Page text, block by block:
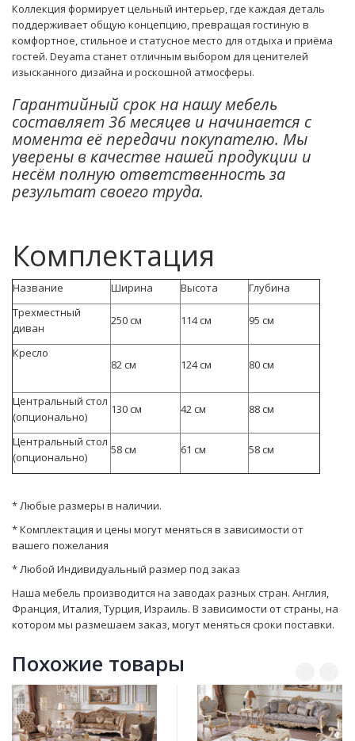
Коллекция формирует цельный интерьер, где каждая деталь
поддерживает общую концепцию, превращая гостиную в
комфортное, стильное и статусное место для отдыха и приёма
гостей. Deyama станет отличным выбором для ценителей
изысканного дизайна и роскошной атмосферы.
Гарантийный срок на нашу мебель
составляет 36 месяцев и начинается с
момента её передачи покупателю. Мы
уверены в качестве нашей продукции и
несём полную ответственность за
результат своего труда.
Комплектация
Название Ширина Высота
Глубина
Трехместный
диван
250 см 114 см 95 см
Кресло
82 см
124 см 80 см
Центральный стол
(опционально)
130 см 42 см 88 см
Центральный стол
(опционально)
58 см 61 см 58 см
* Любые размеры в наличии.
* Комплектация и цены могут меняться в зависимости от
вашего пожелания
* Любой Индивидуальный размер под заказ
Наша мебель производится на заводах разных стран. Англия,
Франция, Италия, Турция, Израиль. В зависимости от страны, на
котором мы размешаем заказ, могут мeняться сроки поставки.
Похожие товары